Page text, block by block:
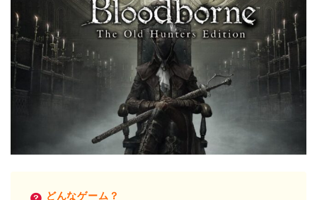
どんなゲーム？